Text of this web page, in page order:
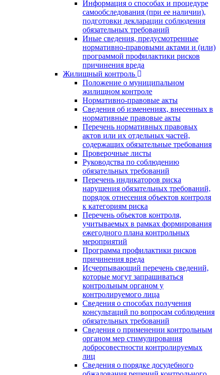
Информация о способах и процедуре
самообследования (при ее наличии),
подготовки декларации соблюдения
обязательных требований
Иные сведения, предусмотренные
нормативно-правовыми актами и (или)
программой профилактики рисков
причинения вреда
Жилищный контроль
Положение о муниципальном
жилищном контроле
Нормативно-правовые акты
Сведения об изменениях, внесенных в
нормативные правовые акты
Перечень нормативных правовых
актов или их отдельных частей,
содержащих обязательные требования
Проверочные листы
Руководства по соблюдению
обязательных требований
Перечень индикаторов риска
нарушения обязательных требований,
порядок отнесения объектов контроля
к категориям риска
Перечень объектов контроля,
учитываемых в рамках формирования
ежегодного плана контрольных
мероприятий
Программа профилактики рисков
причинения вреда
Исчерпывающий перечень сведений,
которые могут запрашиваться
контрольным органом у
контролируемого лица
Сведения о способах получения
консультаций по вопросам соблюдения
обязательных требований
Сведения о применении контрольным
органом мер стимулирования
добросовестности контролируемых
лиц
Сведения о порядке досудебного